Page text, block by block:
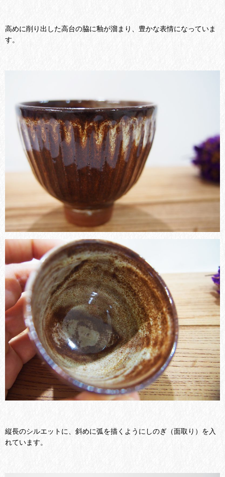
高めに削り出した高台の脇に釉が溜まり、豊かな表情になっていま
す。
縦長のシルエットに、斜めに弧を描くようにしのぎ（面取り）を入
れています。